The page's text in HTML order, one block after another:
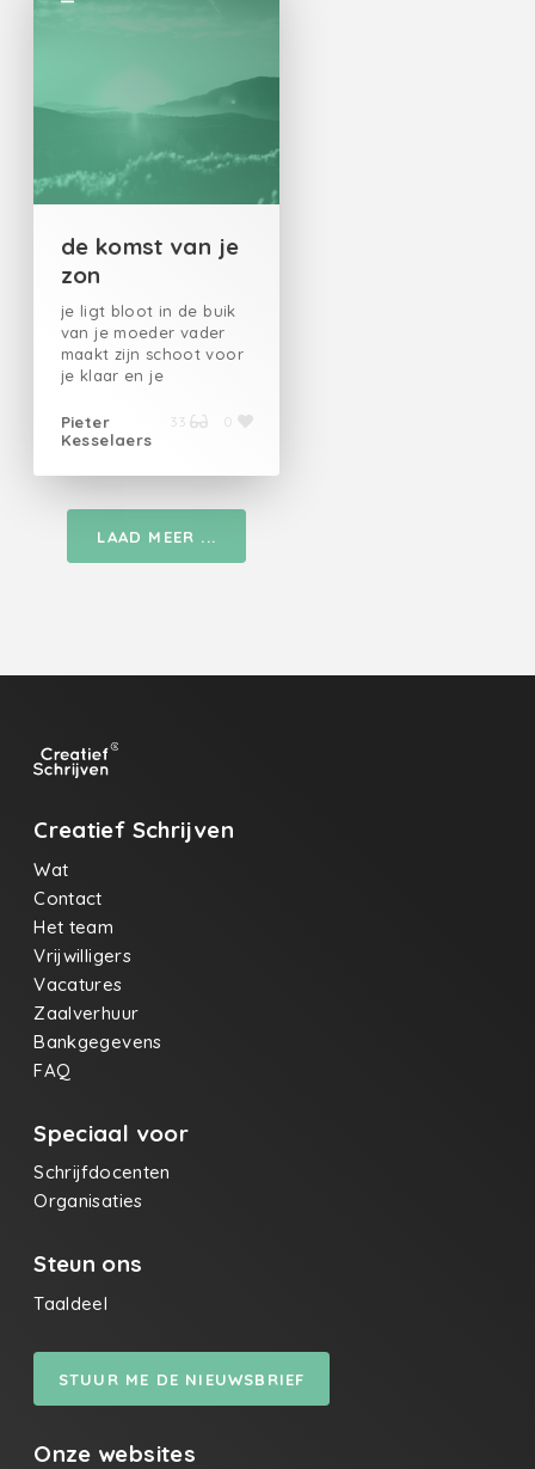
oeverloze winterslaap.
de komst van je
zon
je ligt bloot in de buik
van je moeder vader
maakt zijn schoot voor
je klaar en je
laatst tegen de wand je
durft niet maar moet
Pieter
Kesselaers
33 0
LAAD MEER ...
Creatief Schrijven
Wat
Contact
Het team
Vrijwilligers
Vacatures
Zaalverhuur
Bankgegevens
FAQ
Speciaal voor
Schrijfdocenten
Organisaties
Steun ons
Taaldeel
STUUR ME DE NIEUWSBRIEF
Onze websites